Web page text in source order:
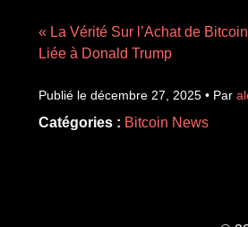
« La Vérité Sur l’Achat de
Liée à Donald Trump
Publié le décembre 27, 2025 • Par
Catégories : Bitcoin News